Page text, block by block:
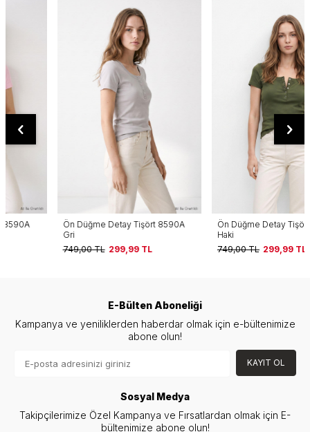
Ön Düğme Detay Tişört 8590A
299,99TL
Ön Düğme Detay Tişört 8590A
299,99TL
E-Bülten Aboneliği
Kampanya ve yeniliklerden haberdar olmak için e-bültenimize
abone olun!
KAYIT OL
Sosyal Medya
Takipçilerimize Özel Kampanya ve Fırsatlardan olmak için E-
bültenimize abone olun!